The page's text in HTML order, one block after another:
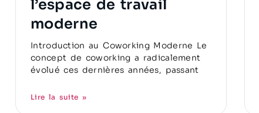
l’espace de travail
moderne
Introduction au Coworking Moderne Le
concept de coworking a radicalement
évolué ces dernières années, passant
Lire la suite »